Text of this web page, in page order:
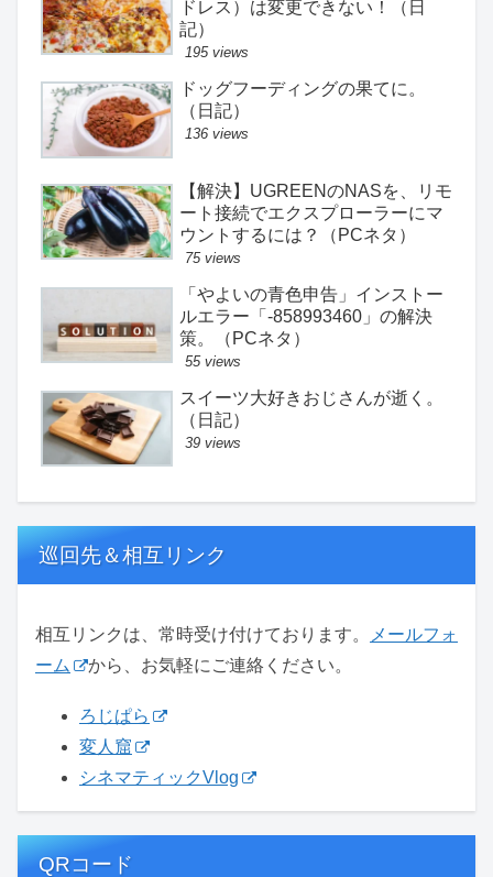
ドレス）は変更できない！（日
記）
195 views
ドッグフーディングの果てに。
（日記）
136 views
【解決】UGREENのNASを、リモ
ート接続でエクスプローラーにマ
ウントするには？（PCネタ）
75 views
「やよいの青色申告」インストー
ルエラー「-858993460」の解決
策。（PCネタ）
55 views
スイーツ大好きおじさんが逝く。
（日記）
39 views
巡回先＆相互リンク
相互リンクは、常時受け付けております。
メールフォ
ーム
から、お気軽にご連絡ください。
ろじぱら
変人窟
シネマティックVlog
QRコード